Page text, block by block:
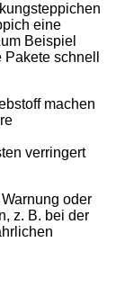
eine
Beispiel
schnell
machen
verringert
oder
z. B. bei der